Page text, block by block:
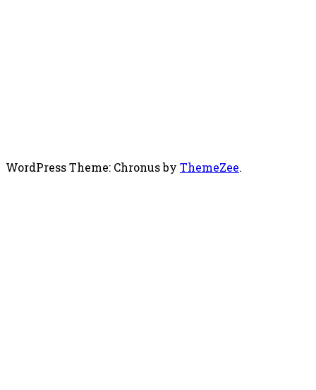
WordPress Theme: Chronus by ThemeZee.